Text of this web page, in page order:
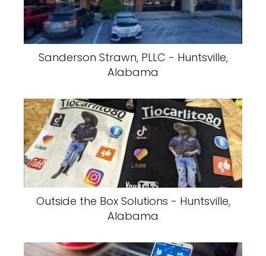
Sanderson Strawn, PLLC - Huntsville,
Alabama
Outside the Box Solutions - Huntsville,
Alabama